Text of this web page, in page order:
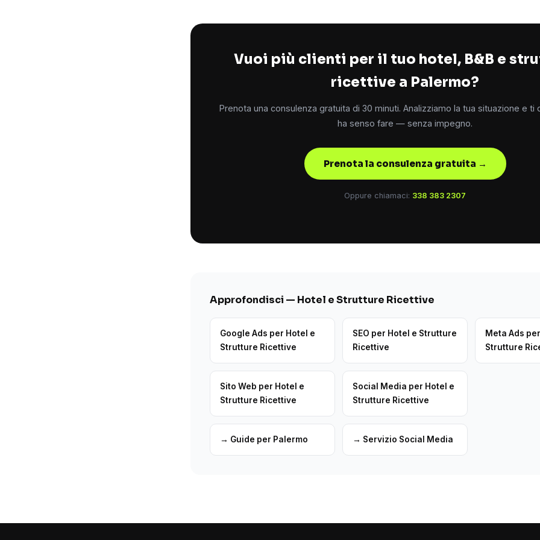
Vuoi più clienti per il tuo hotel, B&B e
ricettive a Palermo?
Prenota una consulenza gratuita di 30 minuti. Analizziamo la tua situazione e ti
ha senso fare — senza impegno.
Prenota la consulenza gratuita →
Oppure chiamaci: 338 383 2307
Approfondisci — Hotel e Strutture Ricettive
Google Ads per Hotel e
Strutture Ricettive
SEO per Hotel e Strutture
Ricettive
Meta Ads
Strutture
Sito Web per Hotel e
Strutture Ricettive
Social Media per Hotel e
Strutture Ricettive
→ Guide per Palermo → Servizio Social Media